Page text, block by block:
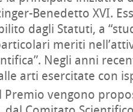
Benedetto XVI.
dagli Statuti, a
meriti
Negli anni
arti esercitate con
Premio vengono